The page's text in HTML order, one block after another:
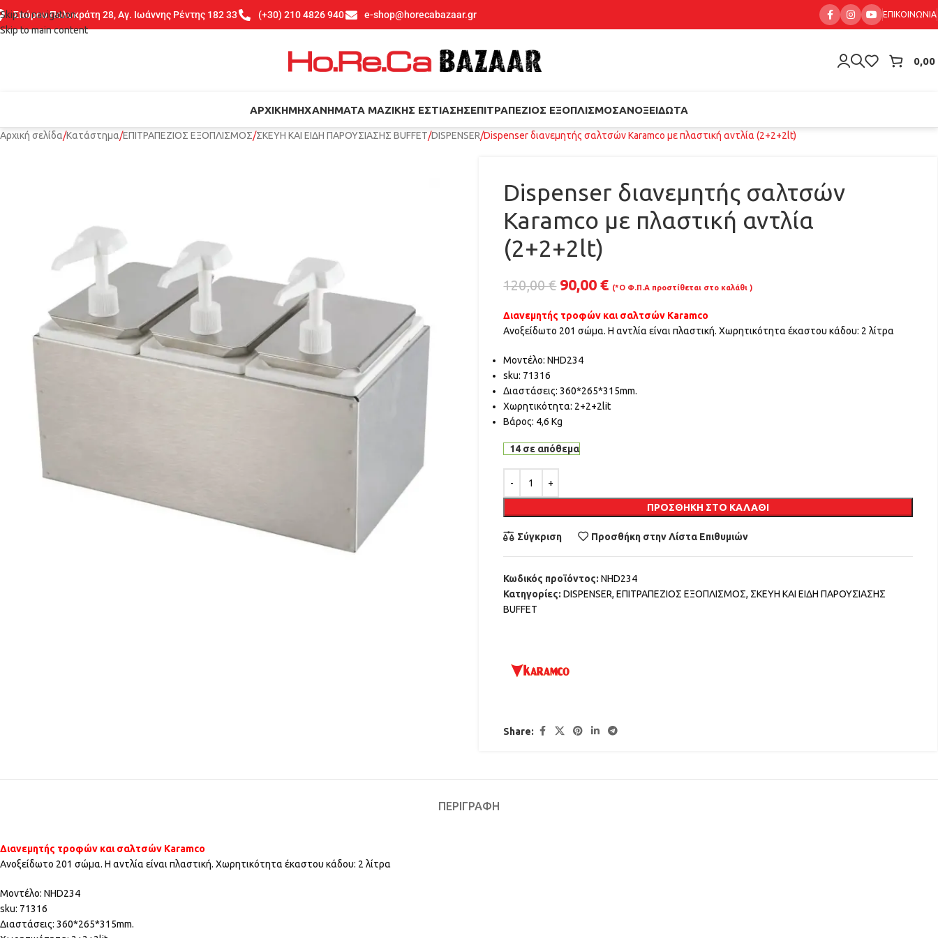
Skip to navigation
Skip to main content
Σπύρου Πολυκράτη 28, Αγ. Ιωάννης Ρέντης 182 33 (+30) 210 4826 940 e-shop@horecabazaar.gr ΕΠΙΚΟΙΝΩΝΊΑ
0,00
ΑΡΧΙΚΉΜΗΧΑΝΉΜΑΤΑ ΜΑΖΙΚΉΣ ΕΣΤΊΑΣΗΣΕΠΙΤΡΑΠΈΖΙΟΣ ΕΞΟΠΛΙΣΜΌΣΑΝΟΞΕΊΔΩΤΑ
Αρχική σελίδα Κατάστημα ΕΠΙΤΡΑΠΕΖΙΟΣ ΕΞΟΠΛΙΣΜΟΣ ΣΚΕΥΗ ΚΑΙ ΕΙΔΗ ΠΑΡΟΥΣΙΑΣΗΣ BUFFET DISPENSER Dispenser διανεμητής σαλτσών Karamco με πλαστική αντλία (2+2+2lt)
Dispenser διανεμητής σαλτσών
Karamco με πλαστική αντλία
(2+2+2lt)
120,00€ 90,00€ (*Ο Φ.Π.Α προστίθεται στο καλάθι )
Διανεμητής τροφών και σαλτσών Karamco
Ανοξείδωτο 201 σώμα. Η αντλία είναι πλαστική. Χωρητικότητα έκαστου κάδου: 2 λίτρα
Μοντέλο: NHD234
sku: 71316
Διαστάσεις: 360*265*315mm.
Χωρητικότητα: 2+2+2lit
Βάρος: 4,6 Kg
14 σε απόθεμα
ΠΡΟΣΘΉΚΗ ΣΤΟ ΚΑΛΆΘΙ
Σύγκριση Προσθήκη στην Λίστα Επιθυμιών
Κωδικός προϊόντος:NHD234
Κατηγορίες: DISPENSER, ΕΠΙΤΡΑΠΕΖΙΟΣ ΕΞΟΠΛΙΣΜΟΣ, ΣΚΕΥΗ ΚΑΙ ΕΙΔΗ ΠΑΡΟΥΣΙΑΣΗΣ
BUFFET
Share:
ΠΕΡΙΓΡΑΦΉ
Διανεμητής τροφών και σαλτσών Karamco
Ανοξείδωτο 201 σώμα. Η αντλία είναι πλαστική. Χωρητικότητα έκαστου κάδου: 2 λίτρα
Μοντέλο: NHD234
sku: 71316
Διαστάσεις: 360*265*315mm.